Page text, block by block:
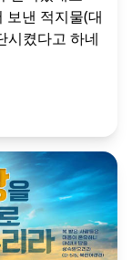
보낸 적지물(대
시켰다고 하네